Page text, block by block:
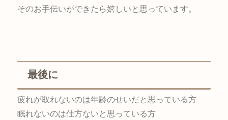
そのお手伝いができたら嬉しいと思っています。
最後に
疲れが取れないのは年齢のせいだと思っている方
眠れないのは仕方ないと思っている方